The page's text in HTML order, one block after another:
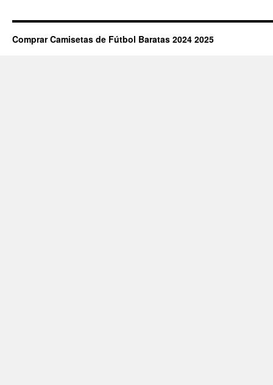
Comprar Camisetas de Fútbol Baratas 2024 2025